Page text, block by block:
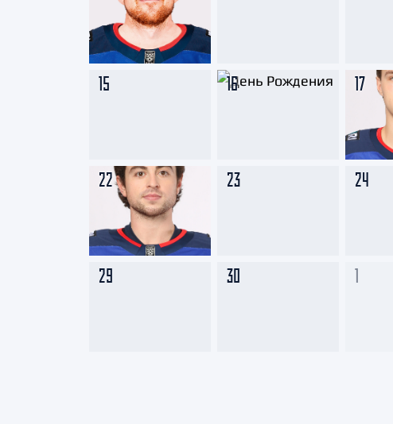
15 16 17
22 23 24
29 30 1